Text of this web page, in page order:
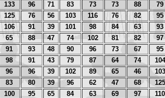
133 96 71 83 73 73 88 79
125 76 56 103 116 76 82 95
106 91 39 101 98 84 63 93
65 88 47 74 102 81 82 97
91 93 48 90 96 73 67 95
98 91 43 79 87 64 74 104
96 96 39 102 89 65 46 103
83 80 39 96 62 47 68 125
100 95 65 84 63 69 97 110